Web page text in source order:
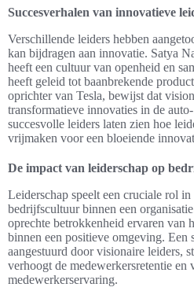
Succesverhalen van innovatieve
Verschillende leiders hebben
kan bijdragen aan innovatie. Satya
heeft een cultuur van openheid en
heeft geleid tot baanbrekende
oprichter van Tesla, bewijst dat
transformatieve innovaties in de
succesvolle leiders laten zien hoe
vrijmaken voor een bloeiende
De impact van leiderschap op
Leiderschap speelt een cruciale rol
bedrijfscultuur binnen een
oprechte betrokkenheid ervaren van
binnen een positieve omgeving. Een
aangestuurd door visionaire leiders,
verhoogt de medewerkersretentie en
medewerkerservaring.